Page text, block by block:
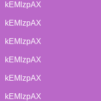
kEMlzpAX
kEMlzpAX
kEMlzpAX
kEMlzpAX
kEMlzpAX
kEMlzpAX